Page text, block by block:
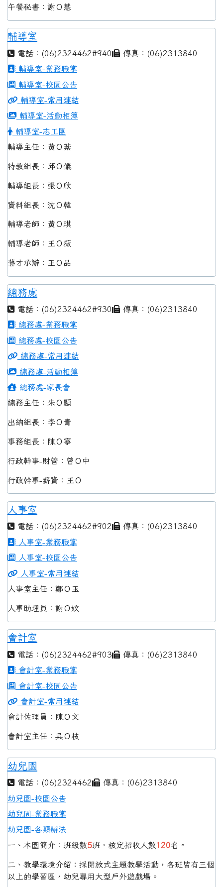
午餐秘書：謝Ｏ慧
輔導室
電話：(06)2324462#940
傳真：(06)2313840
輔導室-業務職掌
輔導室-校園公告
輔導室-常用連結
輔導室-活動相簿
輔導室-志工團
輔導主任：黃Ｏ棻
特教組長：邱Ｏ儀
輔導組長：張Ｏ欣
資料組長：沈Ｏ韓
輔導老師：黃Ｏ琪
輔導老師：王Ｏ薇
藝才承辦：王Ｏ品
總務處
電話：(06)2324462#930
傳真：(06)2313840
總務處-業務職掌
總務處-校園公告
總務處-常用連結
總務處-活動相簿
總務處-家長會
總務主任：朱Ｏ顯
出納組長：李Ｏ青
事務組長：陳Ｏ寧
行政幹事-財管：曾Ｏ中
行政幹事-薪資：王Ｏ
人事室
電話：(06)2324462#902
傳真：(06)2313840
人事室-業務職掌
人事室-校園公告
人事室-常用連結
人事室主任：鄭Ｏ玉
人事助理員：謝Ｏ妏
會計室
電話：(06)2324462#903
傳真：(06)2313840
會計室-業務職掌
會計室-校園公告
會計室-常用連結
會計佐理員：陳Ｏ文
會計室主任：吳Ｏ枝
幼兒園
電話：(06)2324462
傳真：(06)2313840
幼兒園-校園公告
幼兒園-業務職掌
幼兒園-各類辦法
一、本園簡介：班級數5班，核定招收人數120名。
二、教學環境介紹：採開放式主題教學活動，各班皆有三個
以上的學習區，幼兒專用大型戶外遊戲場。